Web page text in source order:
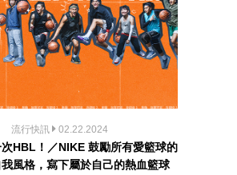
流行快訊 02.22.2024
HBL！／NIKE 鼓勵所有愛籃球的
風格，寫下屬於自己的熱血籃球